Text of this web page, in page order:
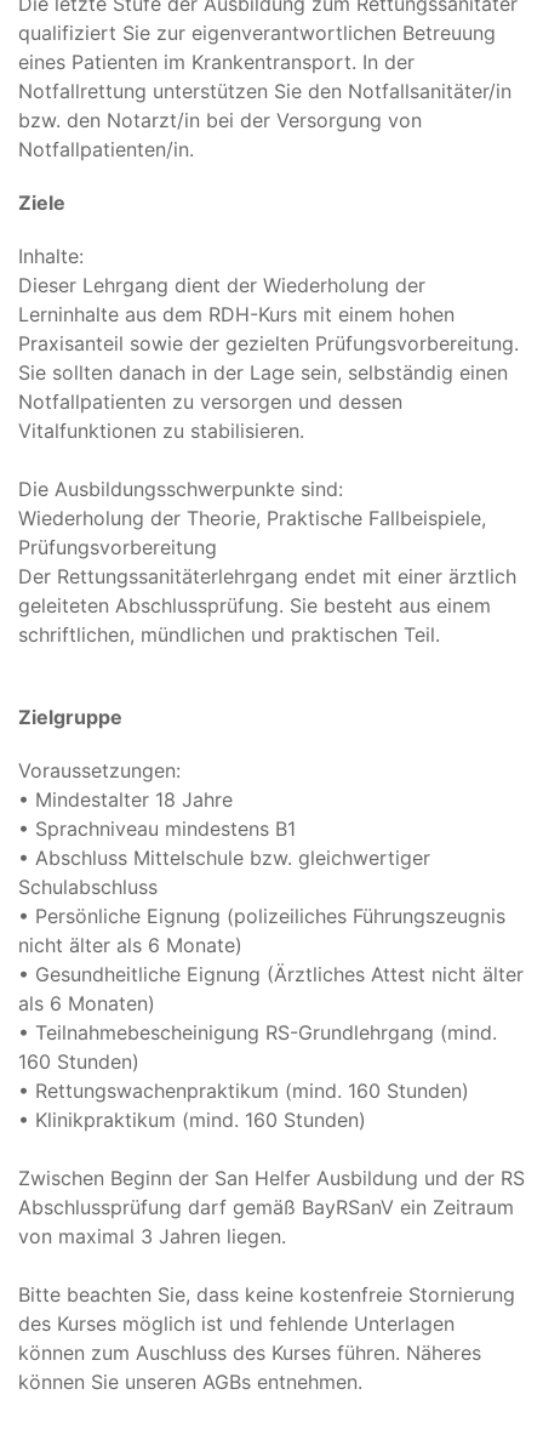
qualifiziert Sie zur eigenverantwortlichen Betreuung
eines Patienten im Krankentransport. In der
Notfallrettung unterstützen Sie den Notfallsanitäter/in
bzw. den Notarzt/in bei der Versorgung von
Notfallpatienten/in.
Ziele
Inhalte:
Dieser Lehrgang dient der Wiederholung der
Lerninhalte aus dem RDH-Kurs mit einem hohen
Praxisanteil sowie der gezielten Prüfungsvorbereitung.
Sie sollten danach in der Lage sein, selbständig einen
Notfallpatienten zu versorgen und dessen
Vitalfunktionen zu stabilisieren.
Die Ausbildungsschwerpunkte sind:
Wiederholung der Theorie, Praktische Fallbeispiele,
Prüfungsvorbereitung
Der Rettungssanitäterlehrgang endet mit einer ärztlich
geleiteten Abschlussprüfung. Sie besteht aus einem
schriftlichen, mündlichen und praktischen Teil.
Zielgruppe
Voraussetzungen:
• Mindestalter 18 Jahre
• Sprachniveau mindestens B1
• Abschluss Mittelschule bzw. gleichwertiger
Schulabschluss
• Persönliche Eignung (polizeiliches Führungszeugnis
nicht älter als 6 Monate)
• Gesundheitliche Eignung (Ärztliches Attest nicht älter
als 6 Monaten)
• Teilnahmebescheinigung RS-Grundlehrgang (mind.
160 Stunden)
• Rettungswachenpraktikum (mind. 160 Stunden)
• Klinikpraktikum (mind. 160 Stunden)
Zwischen Beginn der San Helfer Ausbildung und der RS
Abschlussprüfung darf gemäß BayRSanV ein Zeitraum
von maximal 3 Jahren liegen.
Bitte beachten Sie, dass keine kostenfreie Stornierung
des Kurses möglich ist und fehlende Unterlagen
können zum Auschluss des Kurses führen. Näheres
können Sie unseren AGBs entnehmen.